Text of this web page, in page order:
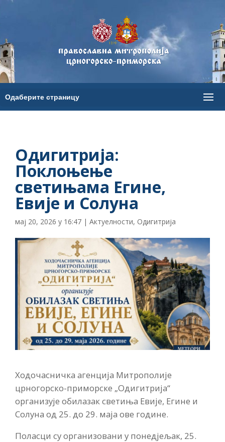
Одигитрија:
Поклоњење
светињама Егине,
Евије и Солуна
мај 20, 2026 у 16:47 | Актуелности, Одигитрија
Ходочасничка агенција Митрополије
црногорско-приморске „Одигитрија“
организује обилазак светиња Евије, Егине и
Солуна од 25. до 29. маја ове године.
Поласци су организовани у понедјељак, 25.